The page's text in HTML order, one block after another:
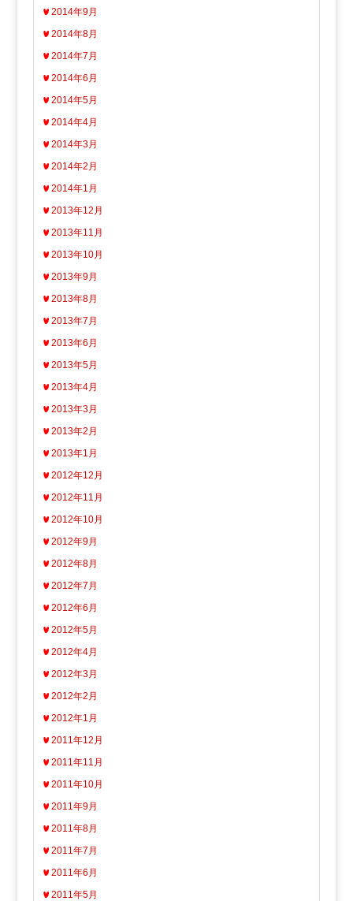
2014年9月
2014年8月
2014年7月
2014年6月
2014年5月
2014年4月
2014年3月
2014年2月
2014年1月
2013年12月
2013年11月
2013年10月
2013年9月
2013年8月
2013年7月
2013年6月
2013年5月
2013年4月
2013年3月
2013年2月
2013年1月
2012年12月
2012年11月
2012年10月
2012年9月
2012年8月
2012年7月
2012年6月
2012年5月
2012年4月
2012年3月
2012年2月
2012年1月
2011年12月
2011年11月
2011年10月
2011年9月
2011年8月
2011年7月
2011年6月
2011年5月